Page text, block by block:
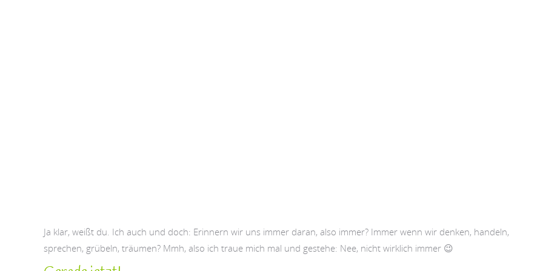
Ja klar, weißt du. Ich auch und doch: Erinnern wir uns immer daran, also immer? Immer wenn wir denken, handeln,
sprechen, grübeln, träumen? Mmh, also ich traue mich mal und gestehe: Nee, nicht wirklich immer 😉